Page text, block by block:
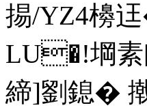
掦/YZ4櫋
LU�!堈
締]劉鎴�